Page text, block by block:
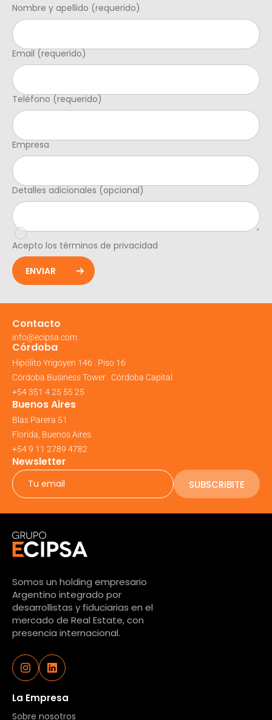
Nombre y apellido (requerido)
Email (requerido)
Teléfono (requerido)
Empresa
Detalles adicionales (opcional)
Acepto los términos de privacidad
ENVIAR
Contacto
info@ecipsa.com
Córdoba
Hipólito Yrigoyen 146 . Piso 16
Córdoba Business Tower . Córdoba Capital
+54 351 4 25 55 25
Buenos Aires
Blas Parera 51
Florida, Buenos Aires
+54 9 11 2789 4782
Newsletter
SUBSCRIBITE
Somos un holding empresario
Argentino integrado por
desarrollistas y fiduciarias en el
mercado de Real Estate, con
presencia internacional.
La Empresa
Sobre nosotros